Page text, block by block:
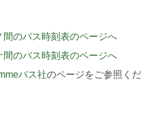
間のバス時刻表のページへ
のバス時刻表のページへ
バス社のページをご参照くだ